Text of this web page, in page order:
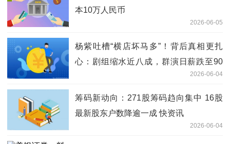
本10万人民币
2026-06-05
杨紫吐槽“横店坏马多”！背后真相更扎
心：剧组缩水近八成，群演日薪跌至90
2026-06-04
筹码新动向：271股筹码趋向集中 16股
最新股东户数降逾一成 快资讯
2026-06-04